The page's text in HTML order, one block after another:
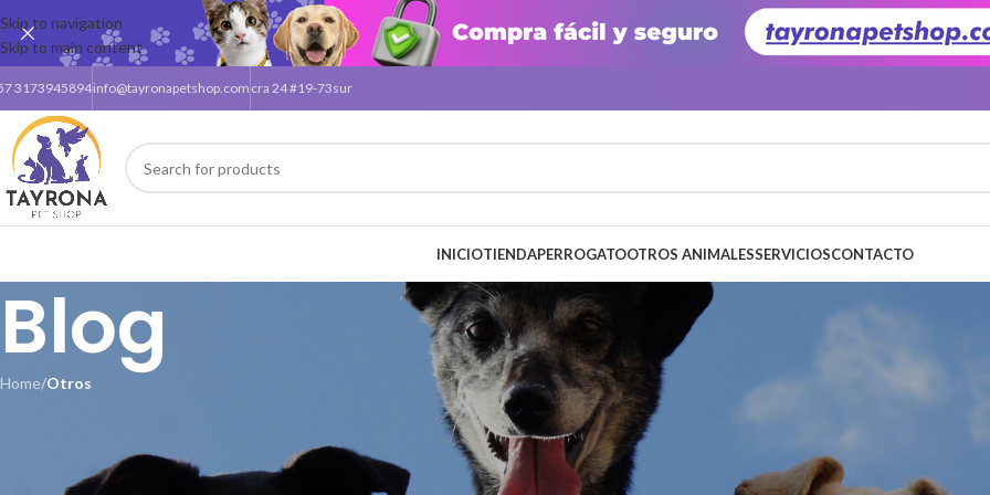
Skip to navigation
Skip to main content
3173945894info@tayronapetshop.com cra 24 #19-73sur
INICIOTIENDAPERROGATOOTROS ANIMALESSERVICIOSCONTACTO
Blog
Home/Otros